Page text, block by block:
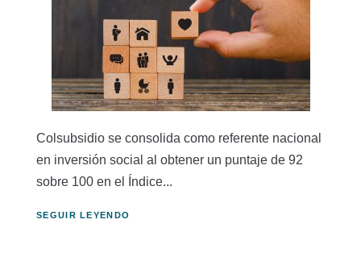
Colsubsidio se consolida como referente nacional
en inversión social al obtener un puntaje de 92
sobre 100 en el Índice...
SEGUIR LEYENDO